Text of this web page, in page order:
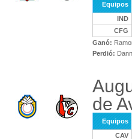
Equipos
IND
CFG
Ganó:
Perdió:
de
Equipos
CAV